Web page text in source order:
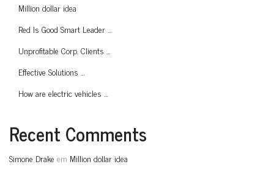
Million dollar idea
Red Is Good Smart Leader …
Unprofitable Corp. Clients …
Effective Solutions …
How are electric vehicles …
Recent Comments
Simone Drake em Million dollar idea